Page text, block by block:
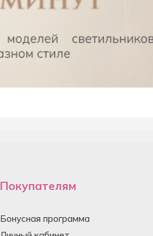
Покупателям
Бонусная программа